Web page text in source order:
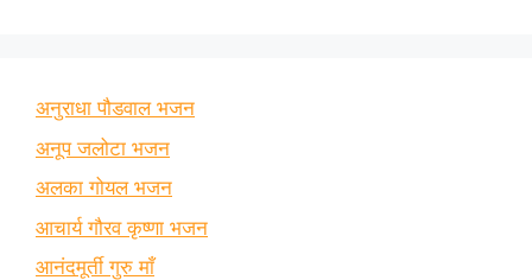
अनुराधा पौडवाल भजन
अनूप जलोटा भजन
अलका गोयल भजन
आचार्य गौरव कृष्णा भजन
आनंदमूर्ती गुरु माँ